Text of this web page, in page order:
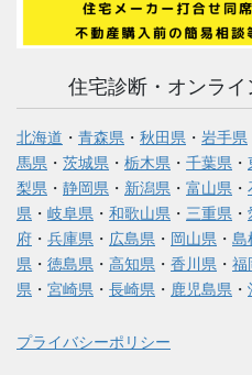
住宅診断・オンラ
北海道 ・ 青森県 ・ 秋田県 ・ 岩手県
馬県 ・ 茨城県 ・ 栃木県 ・ 千葉県 ・
梨県 ・ 静岡県 ・ 新潟県 ・ 富山県 ・
県 ・ 岐阜県 ・ 和歌山県 ・ 三重県 ・
府 ・ 兵庫県 ・ 広島県 ・ 岡山県 ・ 島
県 ・ 徳島県 ・ 高知県 ・ 香川県 ・ 福
県 ・ 宮崎県 ・ 長崎県 ・ 鹿児島県 ・
プライバシーポリシー